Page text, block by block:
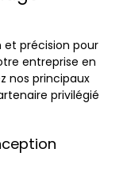
et précision pour
entreprise en
nos principaux
privilégié